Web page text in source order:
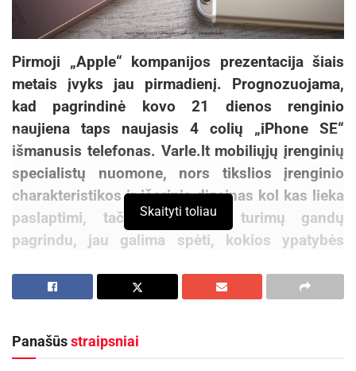
Pirmoji „Apple“ kompanijos prezentacija šiais
metais įvyks jau pirmadienį. Prognozuojama,
kad pagrindinė kovo 21 dienos renginio
naujiena taps naujasis 4 colių „iPhone SE“
išmanusis telefonas. Varle.lt mobiliųjų įrenginių
specialistų nuomone, nors tikslios įrenginio
charakteristikos ir išorinis dizainas kol kas lieka
paslaptimi, tačiau remiantis turimų gandų
pagrindu, jau galima spėti, kokios ypatybės
Pirmiausia reikėtų pažymėti, kad „iPhone SE“
kopija ir bus skirtas naudotojams, kurių
Skaityti toliau
Panašūsstraipsniai